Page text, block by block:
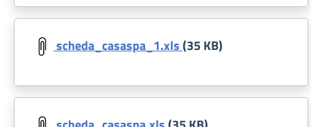
Document
scheda_casaspa_1.xls(35 KB)
Document